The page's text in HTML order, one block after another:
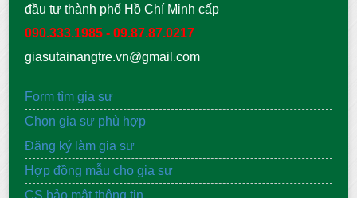
đầu tư thành phố Hồ Chí Minh cấp
090.333.1985 - 09.87.87.0217
giasutainangtre.vn@gmail.com
Form tìm gia sư
Chọn gia sư phù hợp
Đăng ký làm gia sư
Hợp đồng mẫu cho gia sư
CS bảo mật thông tin